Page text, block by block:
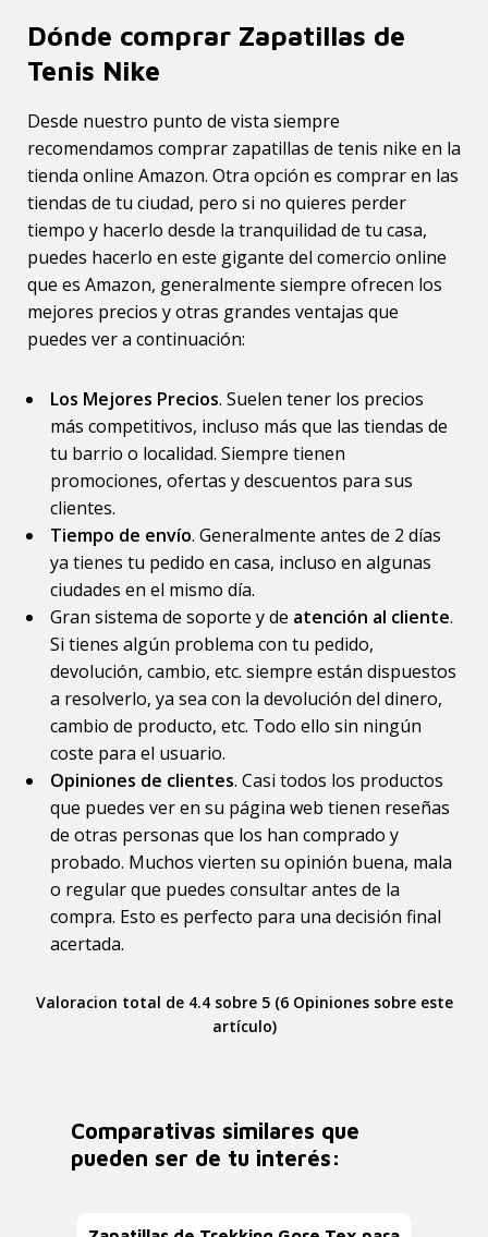
Dónde comprar Zapatillas de
Tenis Nike
Desde nuestro punto de vista siempre
recomendamos comprar zapatillas de tenis nike en la
tienda online Amazon. Otra opción es comprar en las
tiendas de tu ciudad, pero si no quieres perder
tiempo y hacerlo desde la tranquilidad de tu casa,
puedes hacerlo en este gigante del comercio online
que es Amazon, generalmente siempre ofrecen los
mejores precios y otras grandes ventajas que
puedes ver a continuación:
Los Mejores Precios. Suelen tener los precios
más competitivos, incluso más que las tiendas de
tu barrio o localidad. Siempre tienen
promociones, ofertas y descuentos para sus
clientes.
Tiempo de envío. Generalmente antes de 2 días
ya tienes tu pedido en casa, incluso en algunas
ciudades en el mismo día.
Gran sistema de soporte y de atención al cliente.
Si tienes algún problema con tu pedido,
devolución, cambio, etc. siempre están dispuestos
a resolverlo, ya sea con la devolución del dinero,
cambio de producto, etc. Todo ello sin ningún
coste para el usuario.
Opiniones de clientes. Casi todos los productos
que puedes ver en su página web tienen reseñas
de otras personas que los han comprado y
probado. Muchos vierten su opinión buena, mala
o regular que puedes consultar antes de la
compra. Esto es perfecto para una decisión final
acertada.
Valoracion total de 4.4 sobre 5 (6 Opiniones sobre este
artículo)
Comparativas similares que
pueden ser de tu interés: